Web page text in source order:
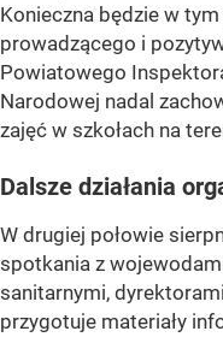
Konieczna będzie w
prowadzącego i
Powiatowego
Narodowej nadal
zajęć w szkołach na
Dalsze działania
W drugiej połowie
spotkania z
sanitarnymi,
przygotuje materiały